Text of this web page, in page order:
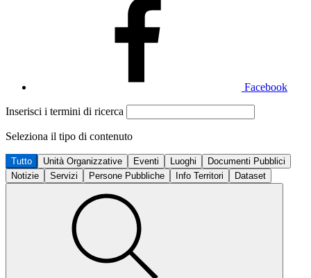
Facebook
Inserisci i termini di ricerca
Seleziona il tipo di contenuto
Tutto Unità Organizzative Eventi Luoghi
Documenti Pubblici
Notizie
Servizi Persone Pubbliche Info Territori Dataset